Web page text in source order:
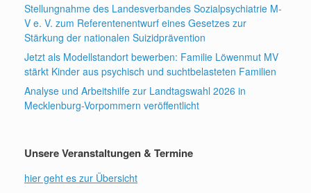
Stellungnahme des Landesverbandes Sozialpsychiatrie M-
V e. V. zum Referentenentwurf eines Gesetzes zur
Stärkung der nationalen Suizidprävention
Jetzt als Modellstandort bewerben: Familie Löwenmut MV
stärkt Kinder aus psychisch und suchtbelasteten Familien
Analyse und Arbeitshilfe zur Landtagswahl 2026 in
Mecklenburg-Vorpommern veröffentlicht
Unsere Veranstaltungen & Termine
hier geht es zur Übersicht